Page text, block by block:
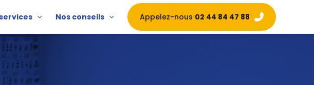
Nos conseils Appelez-nous 02 44 84 47 88